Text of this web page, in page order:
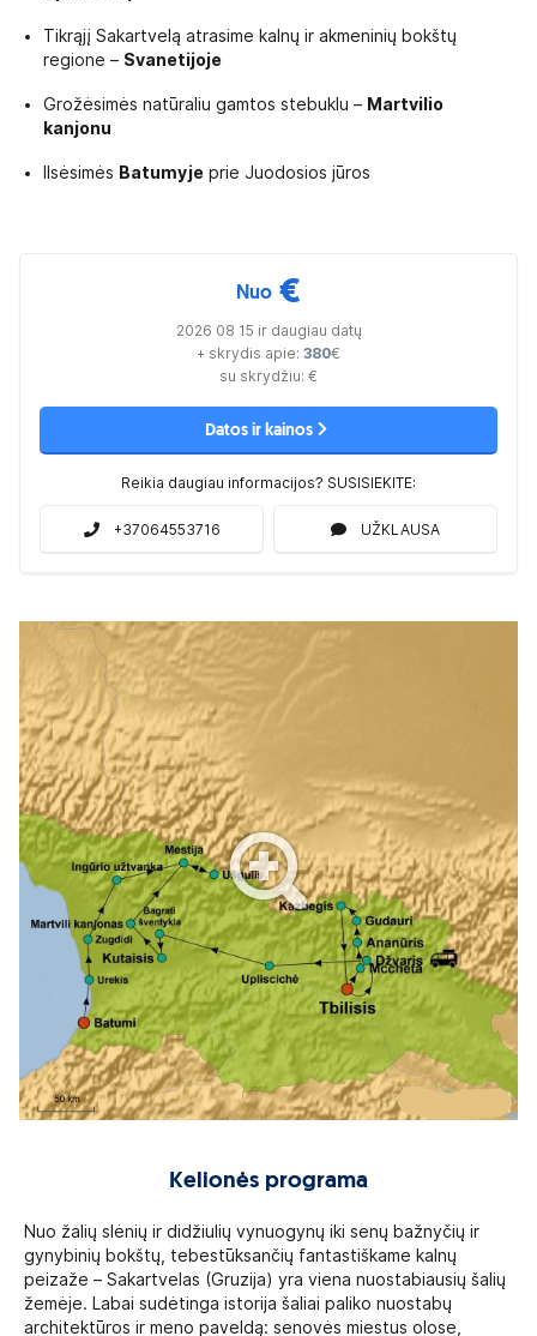
Tikrąjį Sakartvelą atrasime kalnų ir akmeninių bokštų
regione – Svanetijoje
Grožėsimės natūraliu gamtos stebuklu – Martvilio
kanjonu
Ilsėsimės Batumyje prie Juodosios jūros
Nuo €
2026 08 15 ir daugiau datų
+ skrydis apie: 380€
su skrydžiu: €
Datos ir kainos
Reikia daugiau informacijos? SUSISIEKITE:
+37064553716 UŽKLAUSA
Kelionės programa
Nuo žalių slėnių ir didžiulių vynuogynų iki senų bažnyčių ir
gynybinių bokštų, tebestūksančių fantastiškame kalnų
peizaže – Sakartvelas (Gruzija) yra viena nuostabiausių šalių
žemėje. Labai sudėtinga istorija šaliai paliko nuostabų
architektūros ir meno paveldą: senovės miestus olose,